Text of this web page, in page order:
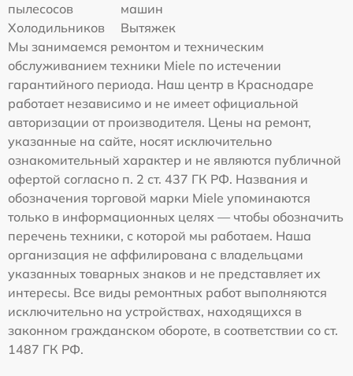
пылесосов
машин
Холодильников
Вытяжек
Мы занимаемся ремонтом и техническим
обслуживанием техники Miele по истечении
гарантийного периода. Наш центр в Краснодаре
работает независимо и не имеет официальной
авторизации от производителя. Цены на ремонт,
указанные на сайте, носят исключительно
ознакомительный характер и не являются публичной
офертой согласно п. 2 ст. 437 ГК РФ. Названия и
обозначения торговой марки Miele упоминаются
только в информационных целях — чтобы обозначить
перечень техники, с которой мы работаем. Наша
организация не аффилирована с владельцами
указанных товарных знаков и не представляет их
интересы. Все виды ремонтных работ выполняются
исключительно на устройствах, находящихся в
законном гражданском обороте, в соответствии со ст.
1487 ГК РФ.